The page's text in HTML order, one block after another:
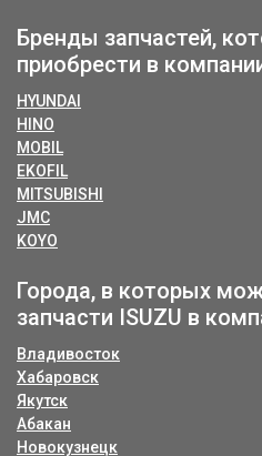
Бренды запчастей,
приобрести в
HYUNDAI
HINO
MOBIL
EKOFIL
MITSUBISHI
JMC
KOYO
Города, в которых
запчасти ISUZU в
Владивосток
Хабаровск
Якутск
Абакан
Новокузнецк